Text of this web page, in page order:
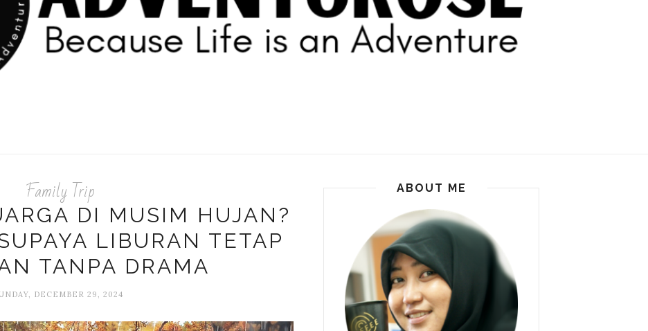
Family Trip
DI MUSIM HUJAN?
LIBURAN TETAP
TANPA DRAMA
DECEMBER 29, 2024
ABOUT ME